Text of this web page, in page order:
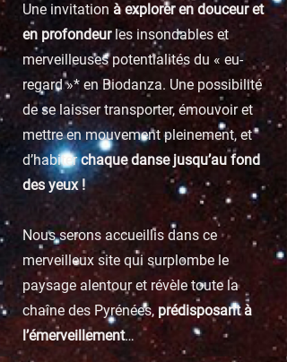
Une invitation à explorer en douceur et
en profondeurles insondables et
merveilleuses potentialités du « eu-
regard »* en Biodanza. Une possibilité
de se laisser transporter, émouvoir et
mettre en mouvement pleinement, et
d’habiterchaque danse jusqu’au fond
des yeux !
Nous serons accueillis dans ce
merveilleux site qui surplombe le
paysage alentour et révèle toute la
chaîne des Pyrénées, prédisposant à
l’émerveillement…